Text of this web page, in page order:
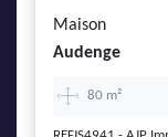
Maison
Audenge
80 m²